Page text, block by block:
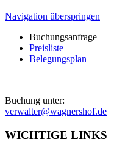
Navigation überspringen
Buchungsanfrage
Preisliste
Belegungsplan
Buchung unter:
verwalter@wagnershof.de
WICHTIGE LINKS